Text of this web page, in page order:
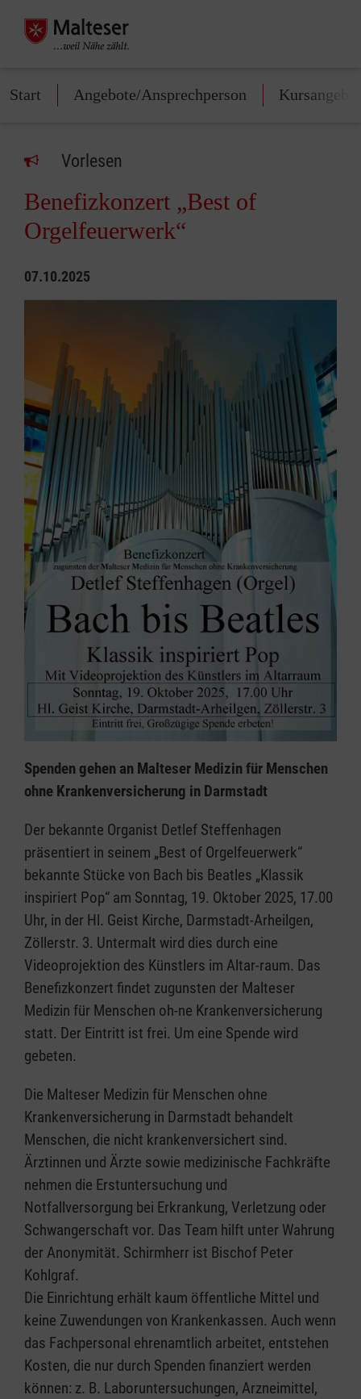
Start Angebote/Ansprechperson Kursangebot
Vorlesen
Benefizkonzert „Best of
Orgelfeuerwerk“
07.10.2025
Spenden gehen an Malteser Medizin für Menschen
ohne Krankenversicherung in Darmstadt
Der bekannte Organist Detlef Steffenhagen
präsentiert in seinem „Best of Orgelfeuerwerk“
bekannte Stücke von Bach bis Beatles „Klassik
inspiriert Pop“ am Sonntag, 19. Oktober 2025, 17.00
Uhr, in der Hl. Geist Kirche, Darmstadt-Arheilgen,
Zöllerstr. 3. Untermalt wird dies durch eine
Videoprojektion des Künstlers im Altar-raum. Das
Benefizkonzert findet zugunsten der Malteser
Medizin für Menschen oh-ne Krankenversicherung
statt. Der Eintritt ist frei. Um eine Spende wird
gebeten.
Die Malteser Medizin für Menschen ohne
Krankenversicherung in Darmstadt behandelt
Menschen, die nicht krankenversichert sind.
Ärztinnen und Ärzte sowie medizinische Fachkräfte
nehmen die Erstuntersuchung und
Notfallversorgung bei Erkrankung, Verletzung oder
Schwangerschaft vor. Das Team hilft unter Wahrung
der Anonymität. Schirmherr ist Bischof Peter
Kohlgraf.
Die Einrichtung erhält kaum öffentliche Mittel und
keine Zuwendungen von Krankenkassen. Auch wenn
das Fachpersonal ehrenamtlich arbeitet, entstehen
Kosten, die nur durch Spenden finanziert werden
können: z. B. Laboruntersuchungen, Arzneimittel,